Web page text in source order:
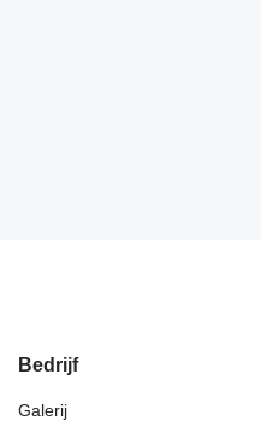
Bedrijf
Galerij